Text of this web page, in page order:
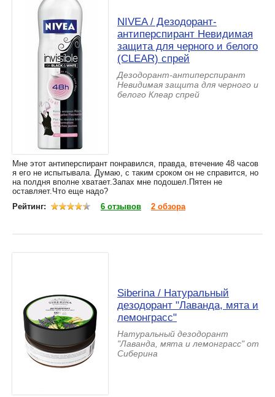
NIVEA / Дезодорант-
антиперспирант Невидимая
защита для черного и белого
(CLEAR) спрей
Дезодорант-антиперспирант
Невидимая защита для черного и
белого Клеар спрей
Мне этот антиперспирант понравился, правда, втечение 48 часов
я его не испытывала. Думаю, с таким сроком он не справится, но
на полдня вполне хватает.Запах мне подошел.Пятен не
оставляет.Что еще надо?
Рейтинг:
6 отзывов 2 обзора
Siberina / Натуральный
дезодорант "Лаванда, мята и
лемонграсс"
Натуральный дезодорант
"Лаванда, мята и лемонграсс" от
Сиберина